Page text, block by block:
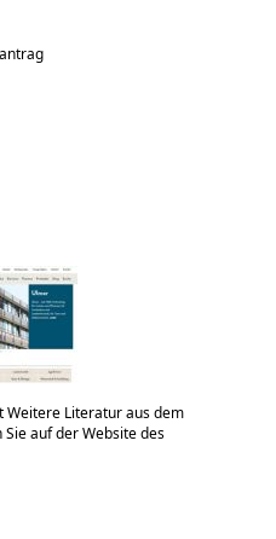
Weitere Literatur aus dem
auf der Website des